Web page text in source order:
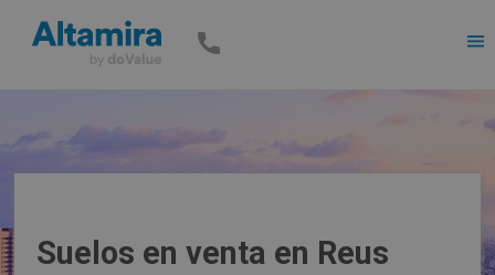
Suelos en venta en Reus